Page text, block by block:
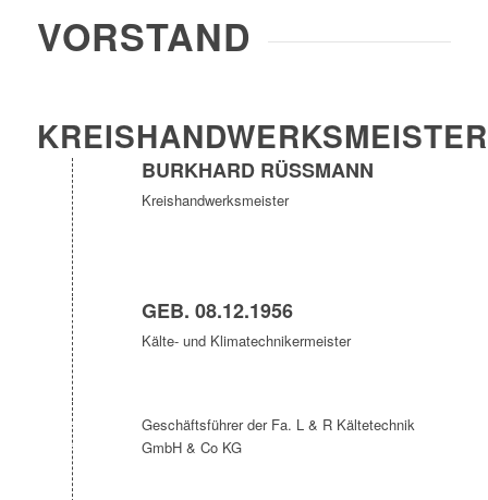
VORSTAND
KREISHANDWERKSMEISTER
BURKHARD RÜSSMANN
Kreishandwerksmeister
GEB. 08.12.1956
Kälte- und Klimatechnikermeister
Geschäftsführer der Fa. L & R Kältetechnik
GmbH & Co KG